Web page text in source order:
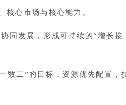
核心市场与核心能力。
同发展，形成可持续的“增长接
数二”的目标，资源优先配置，